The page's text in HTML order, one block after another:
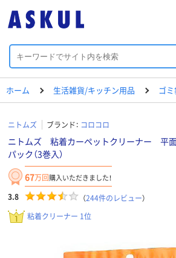
ホーム 生活雑貨/キッチン用品 ゴ
ニトムズ ブランド： コロコロ
ニトムズ 粘着カーペットクリーナー 平
パック（3巻入）
67万回購入いただきました！
3.8 （244件のレビュー）
粘着クリーナー 1位